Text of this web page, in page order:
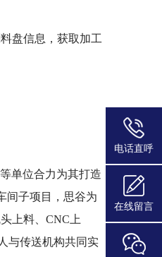
盘信息，获取加工
单位合力为其打造
间子项目，思谷为
上料、CNC上
与传送机构共同实
电话直呼
在线留言